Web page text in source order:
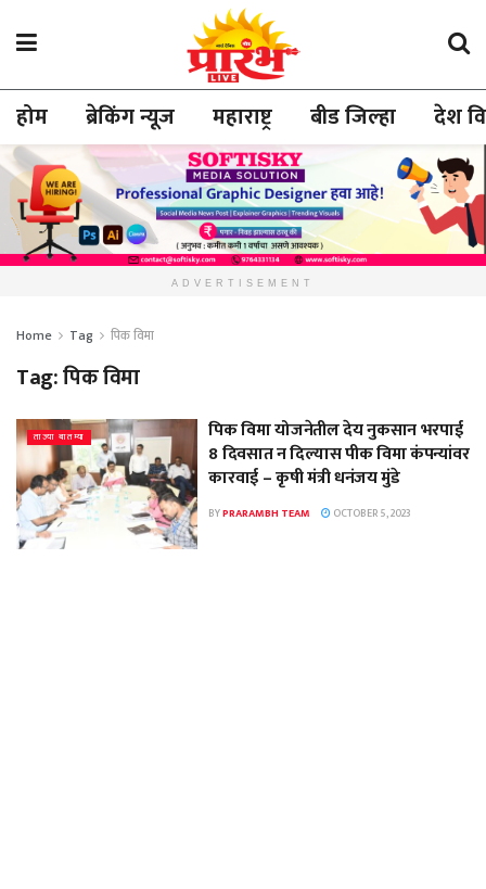
होम ब्रेकिंग न्यूज महाराष्ट्र बीड जिल्हा देश
ADVERTISEMENT
Home Tag पिक विमा
Tag:पिक विमा
ताज्या बातम्या
पिक विमा योजनेतील देय नुकसान भरपाई
8 दिवसात न दिल्यास पीक विमा कंपन्यांवर
कारवाई – कृषी मंत्री धनंजय मुंडे
BYPRARAMBH TEAM OCTOBER 5, 2023